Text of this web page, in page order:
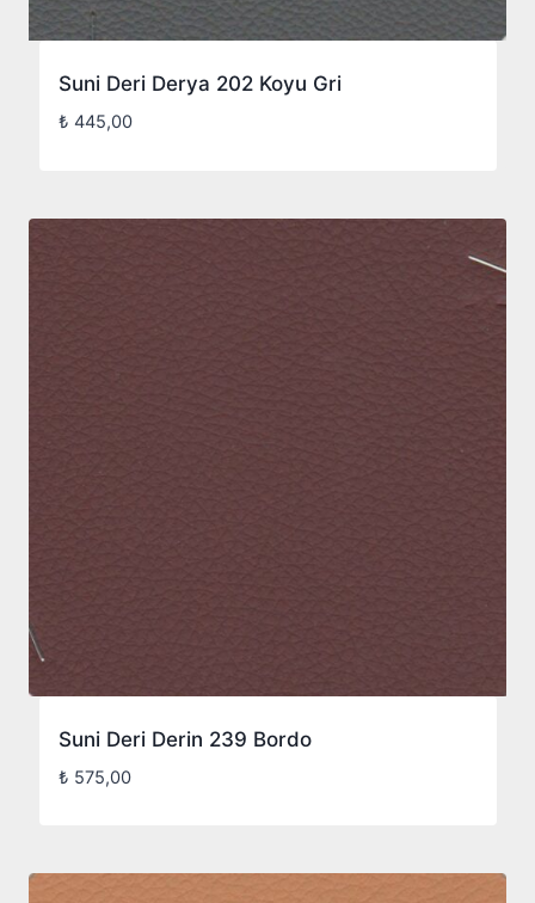
Suni Deri Derya 202 Koyu Gri
₺ 445,00
Suni Deri Derin 239 Bordo
₺ 575,00